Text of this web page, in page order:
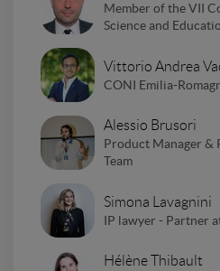
Member of the VII
Science and
Vittorio Andrea
CONI Emilia-
Alessio Brusori
Product Manager &
Team
Simona Lavagnini
IP lawyer - Partner
Hélène Thibault